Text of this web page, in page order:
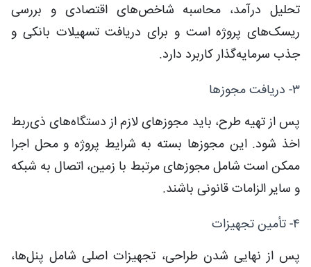
تحلیل درآمد، محاسبه شاخص‌های اقتصادی و بررسی
ریسک‌های پروژه است و برای دریافت تسهیلات بانکی و
جذب سرمایه‌گذار کاربرد دارد.
۳- دریافت مجوزها
پس از تهیه طرح، باید مجوزهای لازم از دستگاه‌های ذی‌ربط
اخذ شود. این مجوزها بسته به شرایط پروژه و محل اجرا
ممکن است شامل مجوزهای مرتبط با زمین، اتصال به شبکه
و سایر الزامات قانونی باشند.
۴- تأمین تجهیزات
پس از نهایی شدن طراحی، تجهیزات اصلی شامل پنل‌ها،